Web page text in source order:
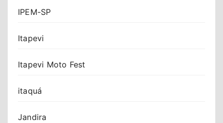
IPEM-SP
Itapevi
Itapevi Moto Fest
itaquá
Jandira